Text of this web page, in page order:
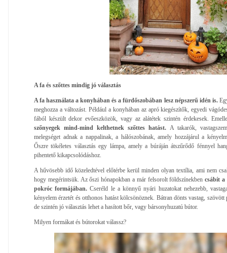
A fa és szőttes mindig jó választás
A fa használata a konyhában és a fürdőszobában lesz népszerű idén is.
meghozza a változást. Például a konyhában az apró kiegészítők, egyedi
fából készült dekor evőeszközök, vagy az alátétek szintén érdekesek.
szőnyegek mind-mind kelthetnek szőttes hatást. A takarók,
melegséget adnak a nappalinak, a hálószobának, amely hozzájárul a
Őszre tökéletes választás egy lámpa, amely a búráján átszűrődő fénnyel
pihentető kikapcsolódáshoz.
A hűvösebb idő közeledtével előtérbe kerül minden olyan textília, ami nem
hogy megérintsük. Az őszi hónapokban a már felsorolt földszínekbencsábít a
pokróc formájában.Cseréld le a könnyű nyári huzatokat nehezebb,
kényelem érzetét és otthonos hatást kölcsönöznek. Bátran dönts vastag,
de szintén jó választás lehet a hasított bőr, vagy bársonyhuzatú bútor.
Milyen formákat és bútorokat válassz?